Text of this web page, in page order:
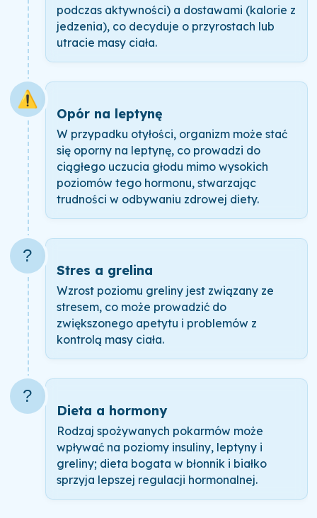
podczas aktywności) a dostawami (kalorie z
jedzenia), co decyduje o przyrostach lub
utracie masy ciała.
⚠️
Opór na leptynę
W przypadku otyłości, organizm może stać
się oporny na leptynę, co prowadzi do
ciągłego uczucia głodu mimo wysokich
poziomów tego hormonu, stwarzając
trudności w odbywaniu zdrowej diety.
?
Stres a grelina
Wzrost poziomu greliny jest związany ze
stresem, co może prowadzić do
zwiększonego apetytu i problemów z
kontrolą masy ciała.
?
Dieta a hormony
Rodzaj spożywanych pokarmów może
wpływać na poziomy insuliny, leptyny i
greliny; dieta bogata w błonnik i białko
sprzyja lepszej regulacji hormonalnej.